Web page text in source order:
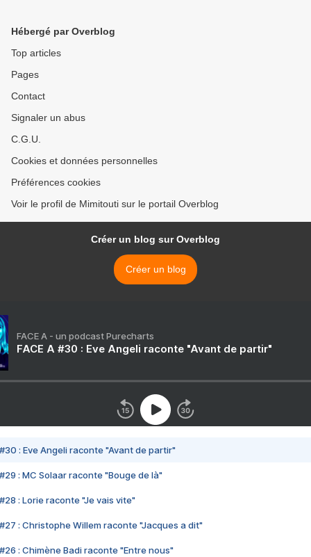
Hébergé par Overblog
Top articles
Pages
Contact
Signaler un abus
C.G.U.
Cookies et données personnelles
Préférences cookies
Voir le profil de Mimitouti sur le portail Overblog
Créer un blog sur Overblog
Créer un blog
FACE A - un podcast Purecharts
FACE A #30 : Eve Angeli raconte "Avant de partir"
#30 : Eve Angeli raconte "Avant de partir"
#29 : MC Solaar raconte "Bouge de là"
#28 : Lorie raconte "Je vais vite"
#27 : Christophe Willem raconte "Jacques a dit"
#26 : Chimène Badi raconte "Entre nous"